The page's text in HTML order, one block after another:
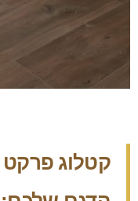
קטלוג פרקט